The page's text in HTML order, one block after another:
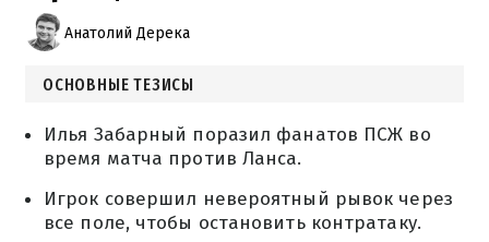
Анатолий Дерека
ОСНОВНЫЕ ТЕЗИСЫ
Илья Забарный поразил фанатов ПСЖ во
время матча против Ланса.
Игрок совершил невероятный рывок через
все поле, чтобы остановить контратаку.